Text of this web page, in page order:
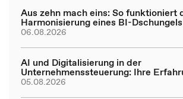
Aus zehn mach eins: So funktioniert
Harmonisierung eines BI-Dschungels
06.08.2026
AI und Digitalisierung in der
Unternehmenssteuerung: Ihre
05.08.2026